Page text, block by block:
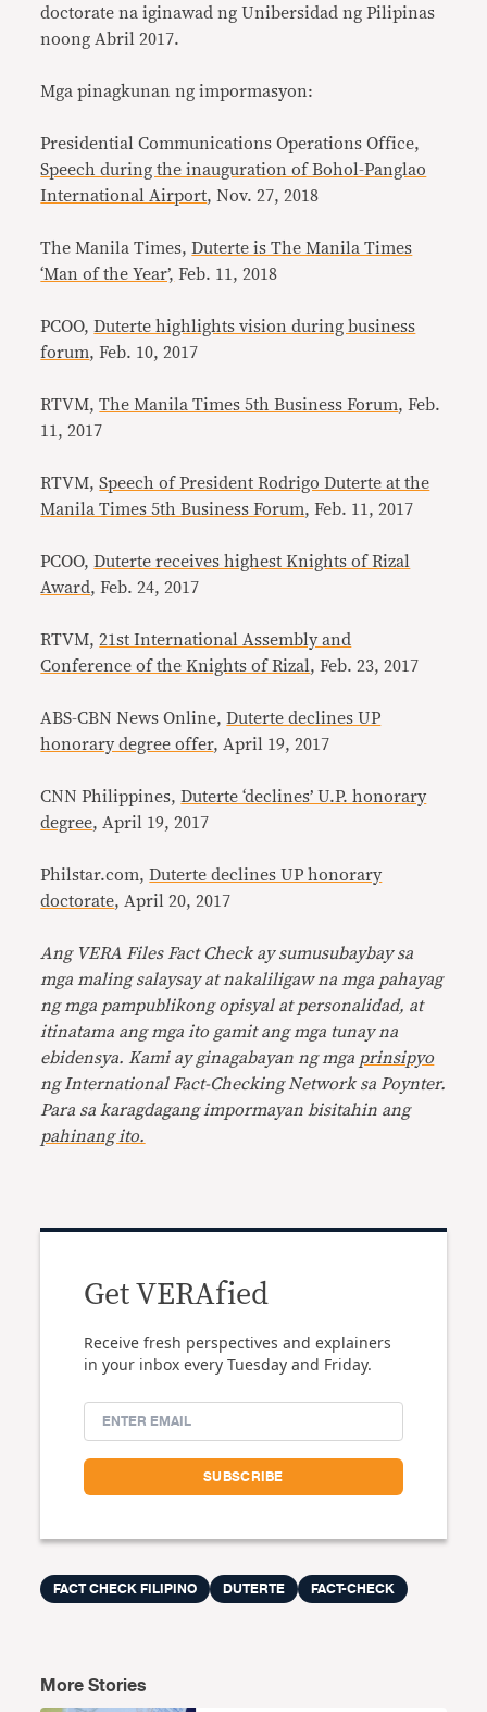
doctorate na iginawad ng Unibersidad ng Pilipinas
noong Abril 2017.
Mga pinagkunan ng impormasyon:
Presidential Communications Operations Office,
Speech during the inauguration of Bohol-Panglao
International Airport, Nov. 27, 2018
The Manila Times,Duterte is The Manila Times
‘Man of the Year’, Feb. 11, 2018
PCOO,Duterte highlights vision during business
forum, Feb. 10, 2017
RTVM,The Manila Times 5th Business Forum, Feb.
11, 2017
RTVM,Speech of President Rodrigo Duterte at the
Manila Times 5th Business Forum, Feb. 11, 2017
PCOO,Duterte receives highest Knights of Rizal
Award, Feb. 24, 2017
RTVM,21st International Assembly and
Conference of the Knights of Rizal , Feb. 23, 2017
ABS-CBN News Online,Duterte declines UP
honorary degree offer, April 19, 2017
CNN Philippines,Duterte ‘declines’ U.P. honorary
degree, April 19, 2017
Philstar.com,Duterte declines UP honorary
doctorate, April 20, 2017
Ang VERA Files Fact Check ay sumusubaybay sa
mga maling salaysay at nakaliligaw na mga pahayag
ng mga pampublikong opisyal at personalidad, at
itinatama ang mga ito gamit ang mga tunay na
ebidensya. Kami ay ginagabayan ng mga prinsipyo
ng International Fact-Checking Network sa Poynter.
Para sa karagdagang impormayan bisitahin ang
pahinang ito.
Get VERAfied
Receive fresh perspectives and explainers
in your inbox every Tuesday and Friday.
FACT CHECK FILIPINO DUTERTE FACT-CHECK
More Stories